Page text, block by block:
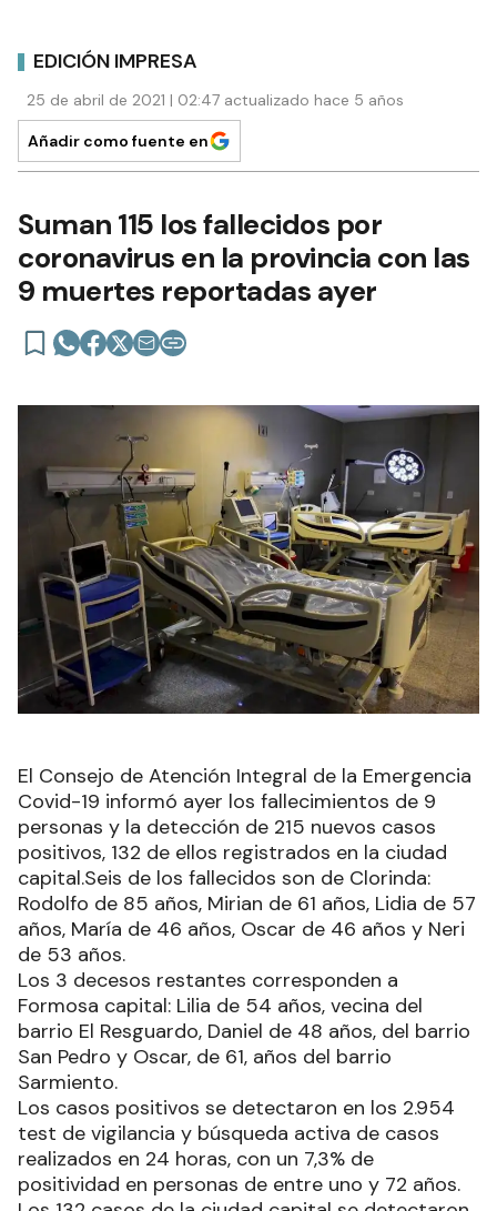
EDICIÓN IMPRESA
25 de abril de 2021 | 02:47 actualizado hace 5 años
Añadir como fuente en
Suman 115 los fallecidos por
coronavirus en la provincia con las
9 muertes reportadas ayer
El Consejo de Atención Integral de la Emergencia
Covid-19 informó ayer los fallecimientos de 9
personas y la detección de 215 nuevos casos
positivos, 132 de ellos registrados en la ciudad
capital.Seis de los fallecidos son de Clorinda:
Rodolfo de 85 años, Mirian de 61 años, Lidia de 57
años, María de 46 años, Oscar de 46 años y Neri
de 53 años.
Los 3 decesos restantes corresponden a
Formosa capital: Lilia de 54 años, vecina del
barrio El Resguardo, Daniel de 48 años, del barrio
San Pedro y Oscar, de 61, años del barrio
Sarmiento.
Los casos positivos se detectaron en los 2.954
test de vigilancia y búsqueda activa de casos
realizados en 24 horas, con un 7,3% de
positividad en personas de entre uno y 72 años.